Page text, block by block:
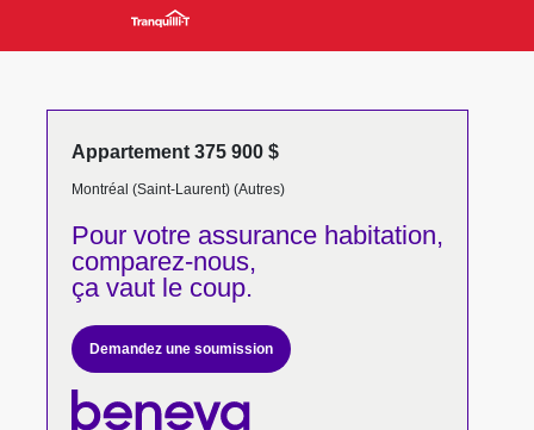
Appartement 375 900 $
Montréal (Saint-Laurent) (Autres)
Pour votreassurance habitation,
comparez-nous,
ça vaut le coup.
Demandez une soumission